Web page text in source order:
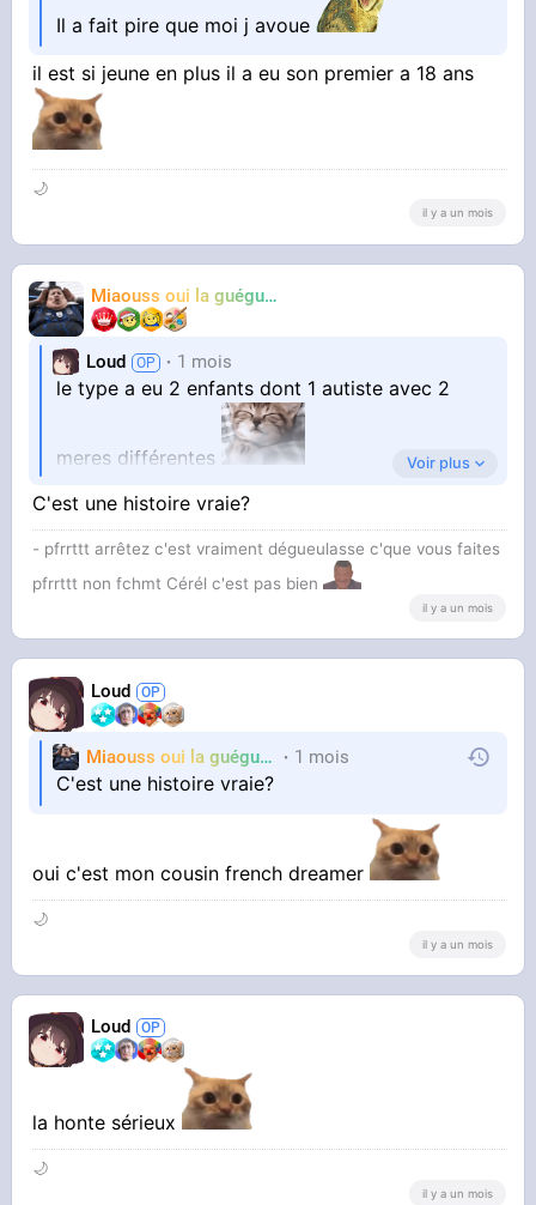
Il a fait pire que moi j avoue
il est si jeune en plus il a eu son premier a 18 ans
🌙
il y a un mois
Miaouss oui la guéguérre
Loud 1 mois
le type a eu 2 enfants dont 1 autiste avec 2
meres différentes
bordel une vie brisée en pension alimentaire
et le mec voit pas le soucis il a deux crédits au
SMIC
Voir plus
C'est une histoire vraie?
- pfrrttt arrêtez c'est vraiment dégueulasse c'que vous faites
pfrrttt non fchmt Cérél c'est pas bien
il y a un mois
Loud
Miaouss oui la guéguérre TF6
1 mois
C'est une histoire vraie?
oui c'est mon cousin french dreamer
🌙
il y a un mois
Loud
la honte sérieux
🌙
il y a un mois